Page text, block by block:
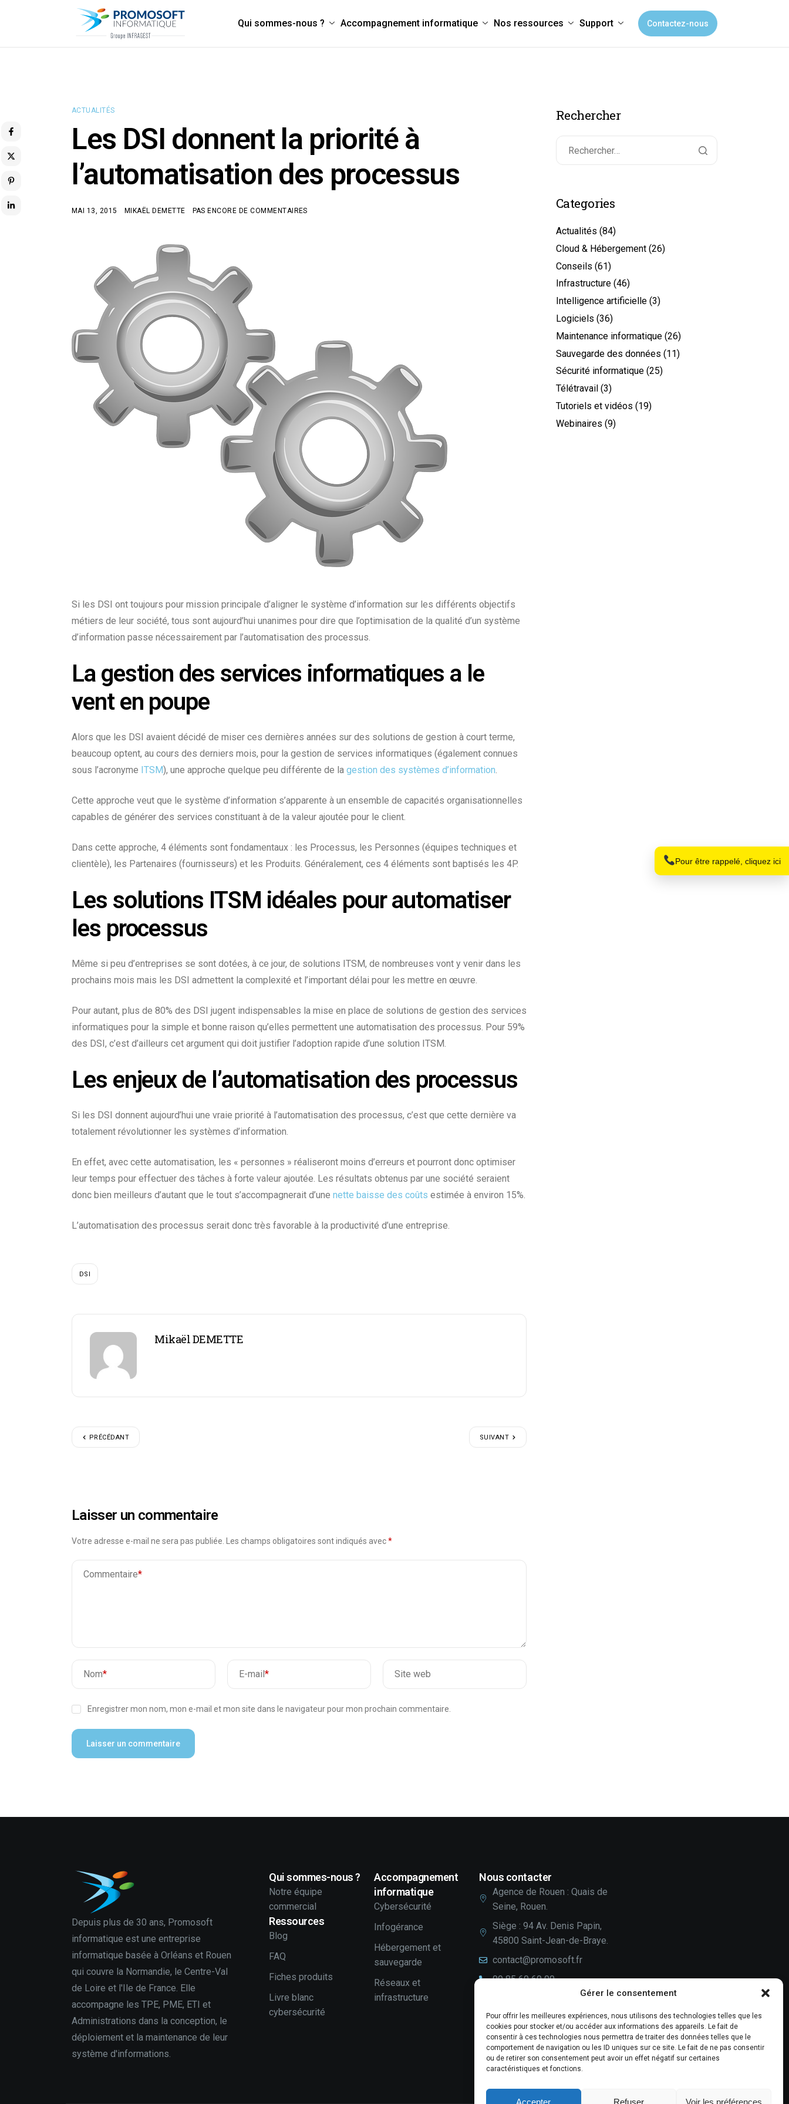
Gérer le consentement
Pour offrir les meilleures expériences, nous utilisons des technologies telles que les
cookies pour stocker et/ou accéder aux informations des appareils. Le fait de
consentir à ces technologies nous permettra de traiter des données telles que le
comportement de navigation ou les ID uniques sur ce site. Le fait de ne pas consentir
ou de retirer son consentement peut avoir un effet négatif sur certaines
caractéristiques et fonctions.
Accepter Refuser Voir les préférences
Pour être rappelé, cliquez ici
Téléphone
Qui sommes-nous ? Accompagnement informatique Nos ressources Support Contactez-nous
ACTUALITÉS
Les DSI donnent la priorité à
l’automatisation des processus
MAI 13, 2015 MIKAËL DEMETTE PAS ENCORE DE COMMENTAIRES
Si les DSI ont toujours pour mission principale d’aligner le système d’information sur les différents objectifs
métiers de leur société, tous sont aujourd’hui unanimes pour dire que l’optimisation de la qualité d’un système
d’information passe nécessairement par l’automatisation des processus.
La gestion des services informatiques a le
vent en poupe
Alors que les DSI avaient décidé de miser ces dernières années sur des solutions de gestion à court terme,
beaucoup optent, au cours des derniers mois, pour la gestion de services informatiques (également connues
sous l’acronyme ITSM), une approche quelque peu différente de la gestion des systèmes d’information.
Cette approche veut que le système d’information s’apparente à un ensemble de capacités organisationnelles
capables de générer des services constituant à de la valeur ajoutée pour le client.
Dans cette approche, 4 éléments sont fondamentaux : les Processus, les Personnes (équipes techniques et
clientèle), les Partenaires (fournisseurs) et les Produits. Généralement, ces 4 éléments sont baptisés les 4P.
Les solutions ITSM idéales pour automatiser
les processus
Même si peu d’entreprises se sont dotées, à ce jour, de solutions ITSM, de nombreuses vont y venir dans les
prochains mois mais les DSI admettent la complexité et l’important délai pour les mettre en œuvre.
Pour autant, plus de 80% des DSI jugent indispensables la mise en place de solutions de gestion des services
informatiques pour la simple et bonne raison qu’elles permettent une automatisation des processus. Pour 59%
des DSI, c’est d’ailleurs cet argument qui doit justifier l’adoption rapide d’une solution ITSM.
Les enjeux de l’automatisation des processus
Si les DSI donnent aujourd’hui une vraie priorité à l’automatisation des processus, c’est que cette dernière va
totalement révolutionner les systèmes d’information.
En effet, avec cette automatisation, les « personnes » réaliseront moins d’erreurs et pourront donc optimiser
leur temps pour effectuer des tâches à forte valeur ajoutée. Les résultats obtenus par une société seraient
donc bien meilleurs d’autant que le tout s’accompagnerait d’une nette baisse des coûts estimée à environ 15%.
L’automatisation des processus serait donc très favorable à la productivité d’une entreprise.
DSI
Mikaël DEMETTE
PRÉCÉDANT SUIVANT
Laisser un commentaire
Votre adresse e-mail ne sera pas publiée. Les champs obligatoires sont indiqués avec*
Commentaire*
Nom* E-mail * Site web
Enregistrer mon nom, mon e-mail et mon site dans le navigateur pour mon prochain commentaire.
Rechercher
Categories
Actualités (84)
Cloud & Hébergement (26)
Conseils (61)
Infrastructure (46)
Intelligence artificielle (3)
Logiciels (36)
Maintenance informatique (26)
Sauvegarde des données (11)
Sécurité informatique (25)
Télétravail (3)
Tutoriels et vidéos (19)
Webinaires (9)
Depuis plus de 30 ans, Promosoft
informatique est une entreprise
informatique basée à Orléans et Rouen
qui couvre la Normandie, le Centre-Val
de Loire et l'Ile de France. Elle
accompagne les TPE, PME, ETI et
Administrations dans la conception, le
déploiement et la maintenance de leur
système d'informations.
Qui sommes-nous ?
Notre équipe
commercial
Ressources
Blog
FAQ
Fiches produits
Livre blanc
cybersécurité
Accompagnement
informatique
Cybersécurité
Infogérance
Hébergement et
sauvegarde
Réseaux et
infrastructure
Nous contacter
Agence de Rouen : Quais de
Seine, Rouen.
Siège : 94 Av. Denis Papin,
45800 Saint-Jean-de-Braye.
contact@promosoft.fr
09 85 60 60 00
Youtube
Votre avis compte !
Laissez-nous un avis.